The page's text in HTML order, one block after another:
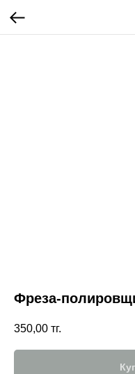
Фреза-
350,00 тг.